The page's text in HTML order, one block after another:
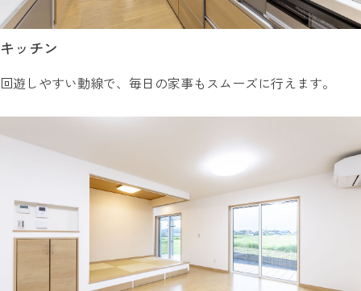
キッチン
回遊しやすい動線で、毎日の家事もスムーズに行えます。